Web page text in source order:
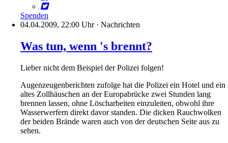
Spenden
04.04.2009, 22:00 Uhr· Nachrichten
Was tun, wenn 's brennt?
Lieber nicht dem Beispiel der Polizei folgen!
Augenzeugenberichten zufolge hat die Polizei ein Hotel und ein
altes Zollhäuschen an der Europabrücke zwei Stunden lang
brennen lassen, ohne Löscharbeiten einzuleiten, obwohl ihre
Wasserwerfern direkt davor standen. Die dicken Rauchwolken
der beiden Brände waren auch von der deutschen Seite aus zu
sehen.